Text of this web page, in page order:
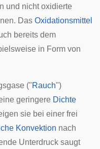
und nicht oxidierte
Das Oxidationsmittel
bereits dem
in Form von
("Rauch")
geringere Dichte
sie bei einer frei
Konvektion nach
Unterdruck saugt